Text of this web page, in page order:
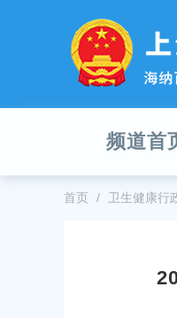
到
频道首
首页 卫生健康行